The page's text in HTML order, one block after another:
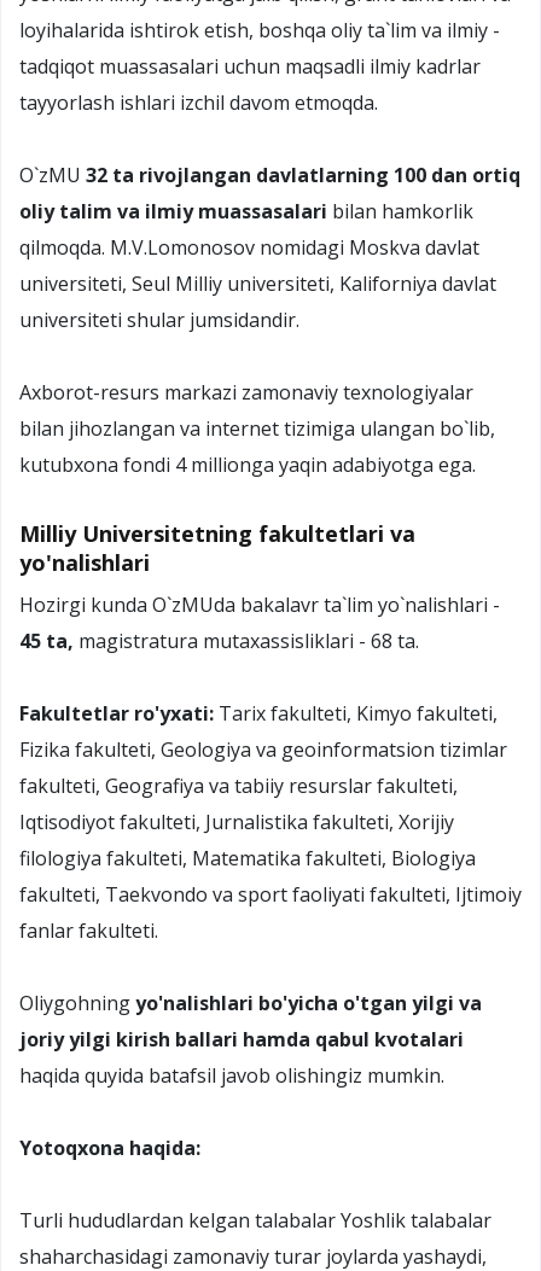
loyihalarida ishtirok etish, boshqa oliy ta`lim va ilmiy -
tadqiqot muassasalari uchun maqsadli ilmiy kadrlar
tayyorlash ishlari izchil davom etmoqda.
O`zMU 32 ta rivojlangan davlatlarning 100 dan ortiq
oliy talim va ilmiy muassasalari bilan hamkorlik
qilmoqda. M.V.Lomonosov nomidagi Moskva davlat
universiteti, Seul Milliy universiteti, Kaliforniya davlat
universiteti shular jumsidandir.
Axborot-resurs markazi zamonaviy texnologiyalar
bilan jihozlangan va internet tizimiga ulangan bo`lib,
kutubxona fondi 4 millionga yaqin adabiyotga ega.
Milliy Universitetning fakultetlari va
yo'nalishlari
Hozirgi kunda O`zMUda bakalavr ta`lim yo`nalishlari -
45 ta, magistratura mutaxassisliklari - 68 ta.
Fakultetlar ro'yxati: Tarix fakulteti, Kimyo fakulteti,
Fizika fakulteti, Geologiya va geoinformatsion tizimlar
fakulteti, Geografiya va tabiiy resurslar fakulteti,
Iqtisodiyot fakulteti, Jurnalistika fakulteti, Xorijiy
filologiya fakulteti, Matematika fakulteti, Biologiya
fakulteti, Taekvondo va sport faoliyati fakulteti, Ijtimoiy
fanlar fakulteti.
Oliygohningyo'nalishlari bo'yicha o'tgan yilgi va
joriy yilgi kirish ballari hamda qabul kvotalari
haqida quyida batafsil javob olishingiz mumkin.
Yotoqxona haqida:
Turli hududlardan kelgan talabalar Yoshlik talabalar
shaharchasidagi zamonaviy turar joylarda yashaydi,